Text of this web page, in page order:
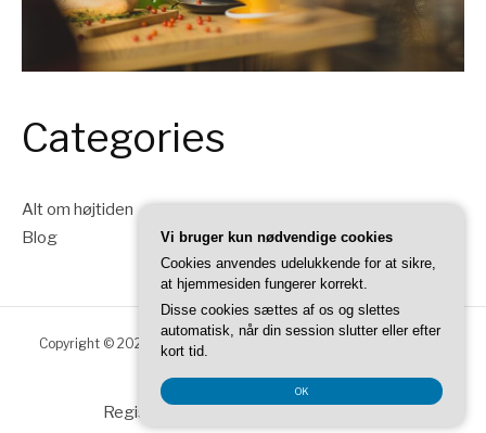
Categories
Alt om højtiden
Blog
Copyright © 2026 Thanksgiving DK. Alle rettigheder forbeholdes.
Registreringsnummer DK-3740 7739
Vi bruger kun nødvendige cookies
Cookies anvendes udelukkende for at sikre,
at hjemmesiden fungerer korrekt.
Disse cookies sættes af os og slettes
automatisk, når din session slutter eller efter
kort tid.
OK